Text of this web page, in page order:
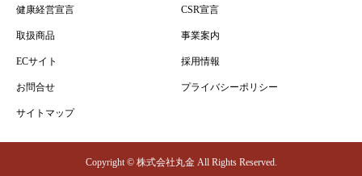
健康経営宣言 CSR宣言
取扱商品 事業案内
ECサイト 採用情報
お問合せ プライバシーポリシー
サイトマップ
Copyright © 株式会社丸金 All Rights Reserved.